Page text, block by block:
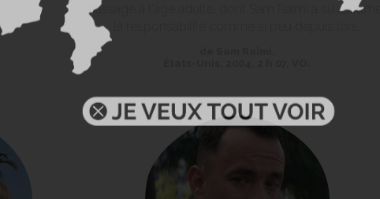
passage à l'âge adulte, dont Sam Raimi a su assumer